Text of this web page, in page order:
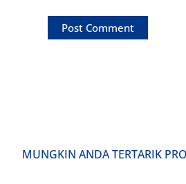
MUNGKIN ANDA TERTARIK